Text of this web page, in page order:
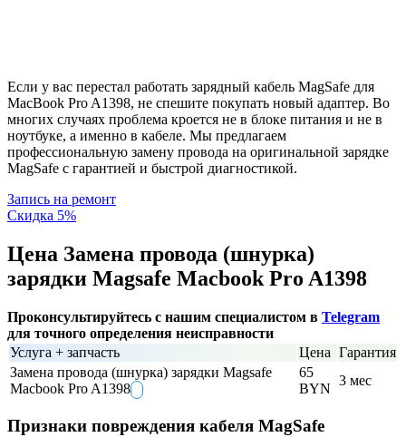
Если у вас перестал работать зарядный кабель MagSafe для
MacBook Pro A1398, не спешите покупать новый адаптер. Во
многих случаях проблема кроется не в блоке питания и не в
ноутбуке, а именно в кабеле. Мы предлагаем
профессиональную замену провода на оригинальной зарядке
MagSafe с гарантией и быстрой диагностикой.
Запись на ремонт
Скидка 5%
Цена Замена провода (шнурка)
зарядки Magsafe Macbook Pro A1398
Проконсультируйтесь с нашим специалистом в Telegram
для точного определения неисправности
Услуга + запчасть
Цена Гарантия
Замена провода (шнурка) зарядки Magsafe
Macbook Pro A1398
65
BYN
3 мес
Признаки повреждения кабеля MagSafe